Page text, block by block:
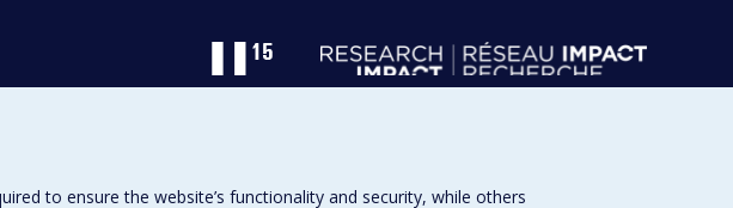
to ensure the website’s functionality and security, while others